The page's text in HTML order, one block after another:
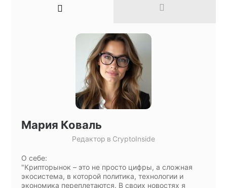
Мария Коваль
Редактор в CryptoInside
О себе:
"Крипторынок – это не просто цифры, а сложная
экосистема, в которой политика, технологии и
экономика переплетаются. В своих новостях я